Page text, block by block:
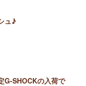
ュ♪
G-SHOCKの入荷で